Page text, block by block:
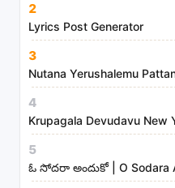
s
t
r
i
e
s
2
Lyrics Post Generator
3
Nutana Yerushalemu
4
Krupagala Devudavu New
5
ఓ సోదరా అందుకో | O Sodara